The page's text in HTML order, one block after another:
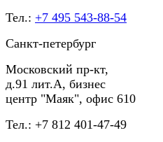
Тел.: +7 495 543-88-54
Санкт-петербург
Московский пр-кт,
д.91 лит.А, бизнес
центр "Маяк", офис 610
Тел.: +7 812 401-47-49